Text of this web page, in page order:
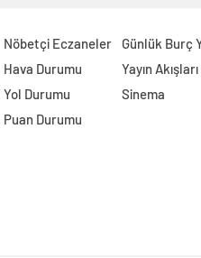
Nöbetçi Eczaneler
Hava Durumu
Yol Durumu
Puan Durumu
Günlük Burç
Yayın Akışları
Sinema